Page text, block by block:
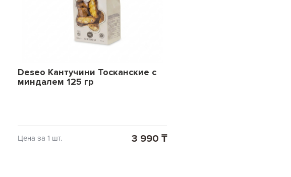
Deseo Кантучини Тосканские с
миндалем 125 гр
Цена за 1 шт. 3 990 ₸